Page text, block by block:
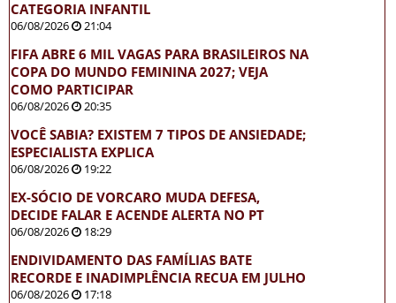
CATEGORIA INFANTIL
06/08/2026 21:04
FIFA ABRE 6 MIL VAGAS PARA BRASILEIROS NA
COPA DO MUNDO FEMININA 2027; VEJA
COMO PARTICIPAR
06/08/2026 20:35
VOCÊ SABIA? EXISTEM 7 TIPOS DE ANSIEDADE;
ESPECIALISTA EXPLICA
06/08/2026 19:22
EX-SÓCIO DE VORCARO MUDA DEFESA,
DECIDE FALAR E ACENDE ALERTA NO PT
06/08/2026 18:29
ENDIVIDAMENTO DAS FAMÍLIAS BATE
RECORDE E INADIMPLÊNCIA RECUA EM JULHO
06/08/2026 17:18